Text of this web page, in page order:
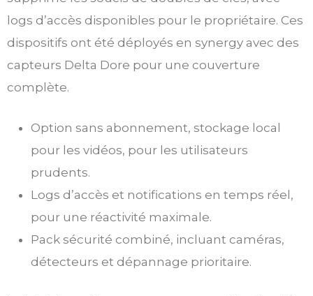
logs d’accès disponibles pour le propriétaire. Ces
dispositifs ont été déployés en synergy avec des
capteurs Delta Dore pour une couverture
complète.
Option sans abonnement, stockage local
pour les vidéos, pour les utilisateurs
prudents.
Logs d’accès et notifications en temps réel,
pour une réactivité maximale.
Pack sécurité combiné, incluant caméras,
détecteurs et dépannage prioritaire.